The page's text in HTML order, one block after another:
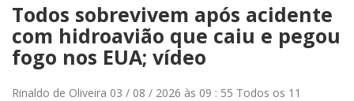
Todos sobrevivem após acidente
com hidroavião que caiu e pegou
fogo nos EUA; vídeo
Rinaldo de Oliveira 03 / 08 / 2026 às 09 : 55 Todos os 11